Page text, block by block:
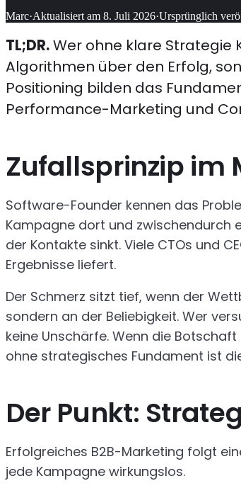
Marc·Aktualisiert am 8. Juli 2026·Ursprünglich
TL;DR.Wer ohne klare Strategie
Algorithmen über den Erfolg,
Positioning bilden das
Performance-Marketing und
Zufallsprinzip im
Software-Founder kennen das
Kampagne dort und zwischendurch
der Kontakte sinkt. Viele CTOs und
Ergebnisse liefert.
Der Schmerz sitzt tief, wenn der
sondern an der Beliebigkeit. Wer
keine Unschärfe. Wenn die
ohne strategisches Fundament ist
Der Punkt:
Erfolgreiches B2B-Marketing folgt
jede Kampagne wirkungslos.